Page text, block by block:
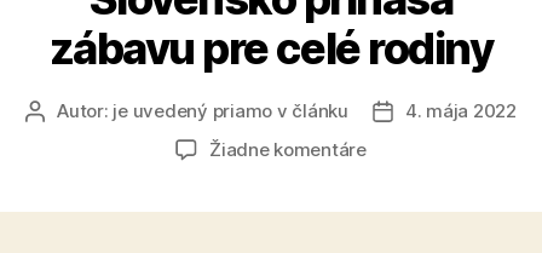
zábavu pre celé rodiny
AutorAutor: je uvedený priamo v článku
Dátum
4. mája 2022
Žiadne komentárena